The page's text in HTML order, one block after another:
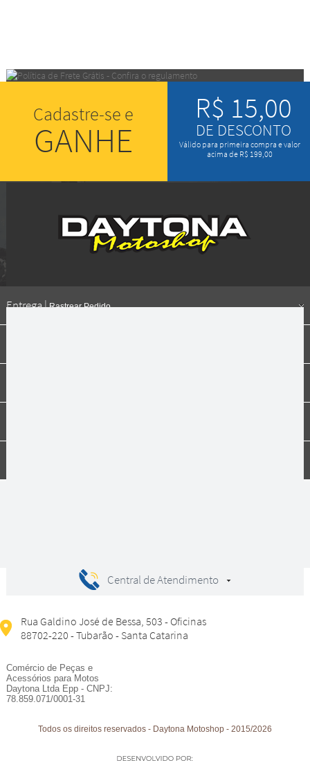
Cadastre-se e
GANHE
R$ 15,00
DE DESCONTO
Válido para primeira compra e valor
acima de R$ 199,00
Entrega |Rastrear Pedido
Central de Atendimento
Rua Galdino José de Bessa, 503 - Oficinas
88702-220 - Tubarão - Santa Catarina
Comércio de Peças e
Acessórios para Motos
Daytona Ltda Epp - CNPJ:
78.859.071/0001-31
Todos os direitos reservados -Daytona Motoshop -2015/2026